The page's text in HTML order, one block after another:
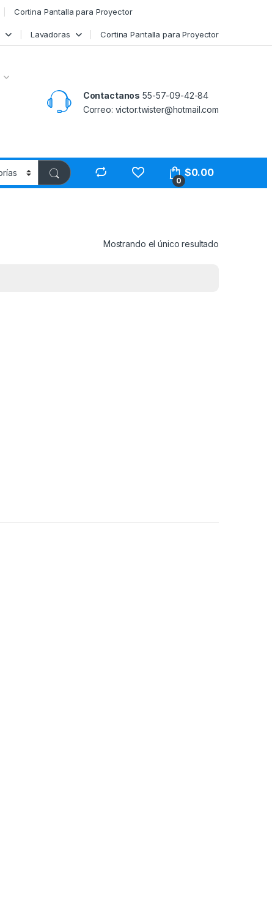
Cortina Pantalla para Proyector
Lavadoras Cortina Pantalla para Proyector
Contactanos 55-57-09-42-84
Correo: victor.twister@hotmail.com
0
$0.00
Mostrando el único resultado